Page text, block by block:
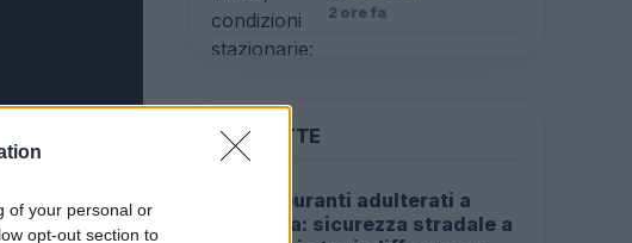
of your personal or
opt-out section to
2 ore fa
PIÙ LETTE
Carburanti adulterati a
Roma: sicurezza stradale a